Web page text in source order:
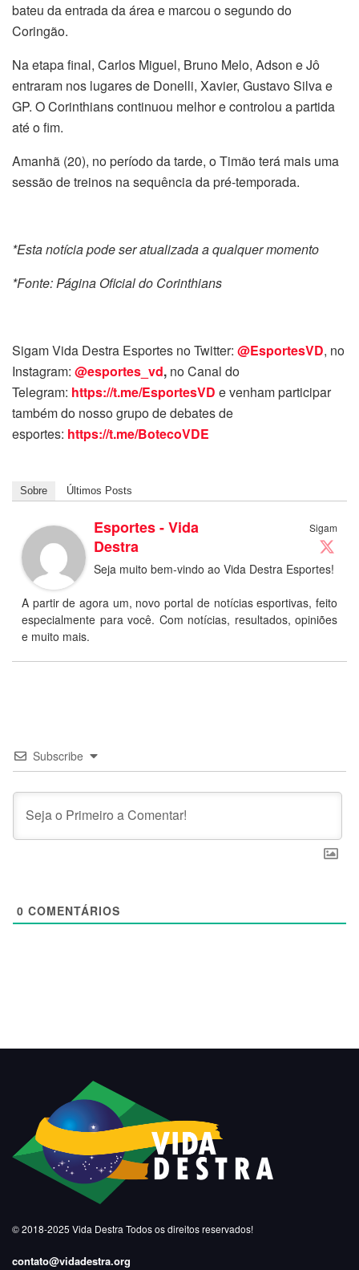
bateu da entrada da área e marcou o segundo do
Coringão.
Na etapa final, Carlos Miguel, Bruno Melo, Adson e Jô
entraram nos lugares de Donelli, Xavier, Gustavo Silva e
GP. O Corinthians continuou melhor e controlou a partida
até o fim.
Amanhã (20), no período da tarde, o Timão terá mais uma
sessão de treinos na sequência da pré-temporada.
*Esta notícia pode ser atualizada a qualquer momento
*Fonte: Página Oficial do Corinthians
Sigam Vida Destra Esportes no Twitter: @EsportesVD, no
Instagram: @esportes_vd, no Canal do
Telegram: https://t.me/EsportesVD e venham participar
também do nosso grupo de debates de
esportes: https://t.me/BotecoVDE
Sobre Últimos Posts
Sigam
Esportes - Vida
Destra
Seja muito bem-vindo ao Vida Destra Esportes!
A partir de agora um, novo portal de notícias esportivas, feito
especialmente para você. Com notícias, resultados, opiniões
e muito mais.
Subscribe
0 COMENTÁRIOS
© 2018-2025 Vida Destra Todos os direitos reservados!
contato@vidadestra.org